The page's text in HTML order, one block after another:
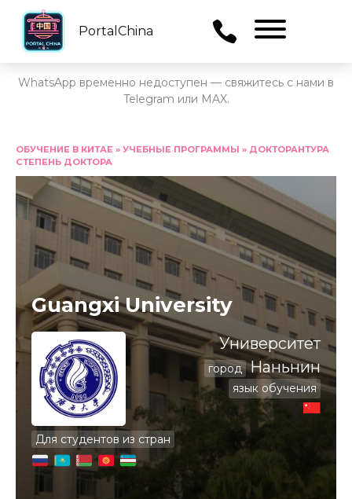
PortalChina
WhatsApp временно недоступен — свяжитесь с нами в
Telegram или MAX.
содержанию
ОБУЧЕНИЕ В КИТАЕ » УЧЕБНЫЕ ПРОГРАММЫ » ДОКТОРАНТУРА
СТЕПЕНЬ ДОКТОРА
Guangxi University
Для студентов из стран
Университет
город Наньнин
язык обучения